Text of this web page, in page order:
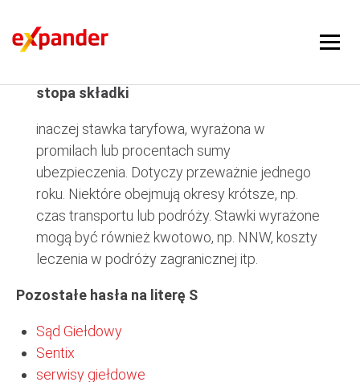
stopa składki
inaczej stawka taryfowa, wyrażona w
promilach lub procentach sumy
ubezpieczenia. Dotyczy przeważnie jednego
roku. Niektóre obejmują okresy krótsze, np.
czas transportu lub podróży. Stawki wyrażone
mogą być również kwotowo, np. NNW, koszty
leczenia w podróży zagranicznej itp.
Pozostałe hasła na literę S
Sąd Giełdowy
Sentix
serwisy giełdowe